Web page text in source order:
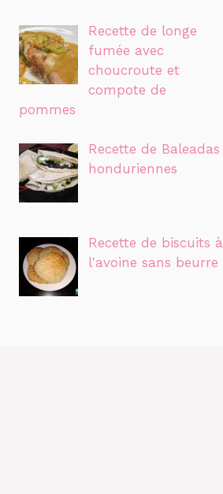
Recette de longe
fumée avec
choucroute et
compote de
pommes
Recette de Baleadas
honduriennes
Recette de biscuits à
l'avoine sans beurre